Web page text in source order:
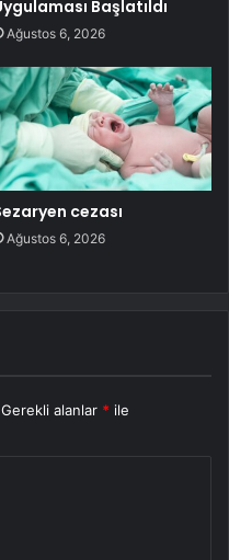
Başlatıldı
Ağustos 6, 2026
cezası
Ağustos 6, 2026
Gerekli alanlar * ile